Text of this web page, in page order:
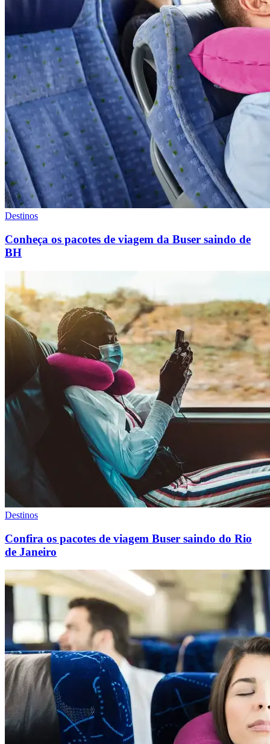
Destinos
Conheça os pacotes de viagem da Buser saindo de
BH
Destinos
Confira os pacotes de viagem Buser saindo do Rio
de Janeiro